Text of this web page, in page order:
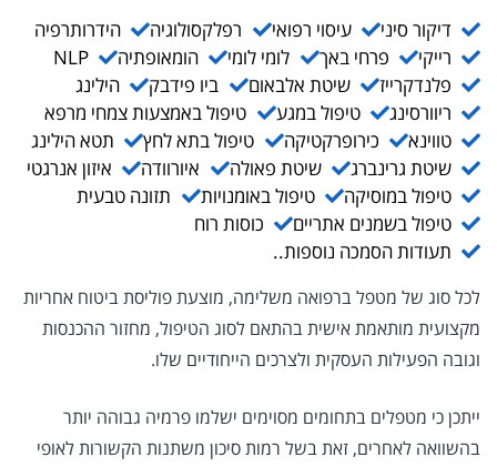
דיקור סיני עיסוי רפואי רפלקסולוגיה
הידרותרפיה
רייקי
פרחי באך לומי לומי הומאופתיה
NLP
פלנדקרייז
שיטת אלבאום ביו פידבק
הילינג
ריוורסינג
טיפול במגע
טיפול באמצעות צמחי מרפא
טווינא
כירופרקטיקה טיפול בתא לחץ
תטא הילינג
שיטת גרינברג
שיטת פאולה איורוודה
איזון אנרגטי
טיפול במוסיקה
טיפול באומנויות
תזונה טבעית
טיפול בשמנים אתריים
כוסות רוח
תעודות הסמכה נוספות..
לכל סוג של מטפל ברפואה משלימה, מוצעת פוליסת ביטוח אחריות
מקצועית מותאמת אישית בהתאם לסוג הטיפול, מחזור ההכנסות
וגובה הפעילות העסקית ולצרכים הייחודיים שלו.
ייתכן כי מטפלים בתחומים מסוימים ישלמו פרמיה גבוהה יותר
בהשוואה לאחרים, זאת בשל רמות סיכון משתנות הקשורות לאופי